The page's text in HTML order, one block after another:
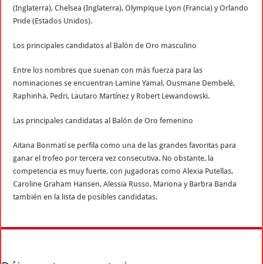
(Inglaterra), Chelsea (Inglaterra), Olympique Lyon (Francia) y Orlando
Pride (Estados Unidos).
Los principales candidatos al Balón de Oro masculino
Entre los nombres que suenan con más fuerza para las
nominaciones se encuentran Lamine Yamal, Ousmane Dembelé,
Raphinha, Pedri, Lautaro Martínez y Robert Lewandowski.
Las principales candidatas al Balón de Oro femenino
Aitana Bonmatí se perfila como una de las grandes favoritas para
ganar el trofeo por tercera vez consecutiva. No obstante, la
competencia es muy fuerte, con jugadoras como Alexia Putellas,
Caroline Graham Hansen, Alessia Russo, Mariona y Barbra Banda
también en la lista de posibles candidatas.